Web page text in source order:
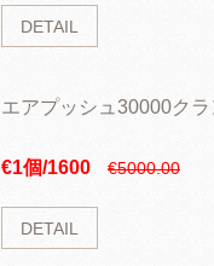
DETAIL
エアプッシュ30000ク
€1個/1600 €5000.00
DETAIL